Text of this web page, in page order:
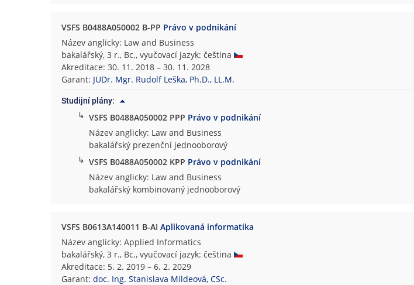
VSFS B0488A050002 B-PP Právo v podnikání
Název anglicky: Law and Business
bakalářský, 3 r., Bc., vyučovací jazyk: čeština
Akreditace: 30. 11. 2018 – 30. 11. 2028
Garant: JUDr. Mgr. Rudolf Leška, Ph.D., LL.M.
Studijní plány:
↳ VSFS B0488A050002 PPP Právo v podnikání
Název anglicky: Law and Business
bakalářský prezenční jednooborový
↳ VSFS B0488A050002 KPP Právo v podnikání
Název anglicky: Law and Business
bakalářský kombinovaný jednooborový
VSFS B0613A140011 B-AIAplikovaná informatika
Název anglicky: Applied Informatics
bakalářský, 3 r., Bc., vyučovací jazyk: čeština
Akreditace: 5. 2. 2019 – 6. 2. 2029
Garant:doc. Ing. Stanislava Mildeová, CSc.